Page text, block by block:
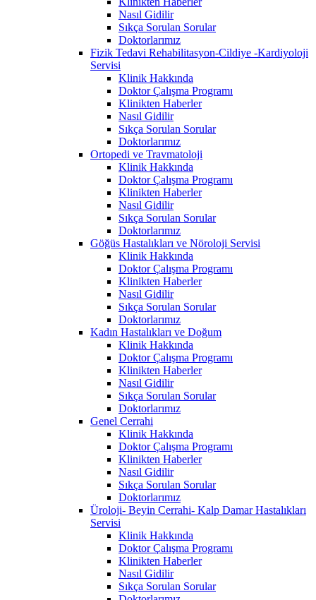
Nasıl Gidilir
Sıkça Sorulan Sorular
Doktorlarımız
Fizik Tedavi Rehabilitasyon-Cildiye -Kardiyoloji
Servisi
Klinik Hakkında
Doktor Çalışma Programı
Klinikten Haberler
Nasıl Gidilir
Sıkça Sorulan Sorular
Doktorlarımız
Ortopedi ve Travmatoloji
Klinik Hakkında
Doktor Çalışma Programı
Klinikten Haberler
Nasıl Gidilir
Sıkça Sorulan Sorular
Doktorlarımız
Göğüs Hastalıkları ve Nöroloji Servisi
Klinik Hakkında
Doktor Çalışma Programı
Klinikten Haberler
Nasıl Gidilir
Sıkça Sorulan Sorular
Doktorlarımız
Kadın Hastalıkları ve Doğum
Klinik Hakkında
Doktor Çalışma Programı
Klinikten Haberler
Nasıl Gidilir
Sıkça Sorulan Sorular
Doktorlarımız
Genel Cerrahi
Klinik Hakkında
Doktor Çalışma Programı
Klinikten Haberler
Nasıl Gidilir
Sıkça Sorulan Sorular
Doktorlarımız
Üroloji- Beyin Cerrahi- Kalp Damar Hastalıkları
Servisi
Klinik Hakkında
Doktor Çalışma Programı
Klinikten Haberler
Nasıl Gidilir
Sıkça Sorulan Sorular